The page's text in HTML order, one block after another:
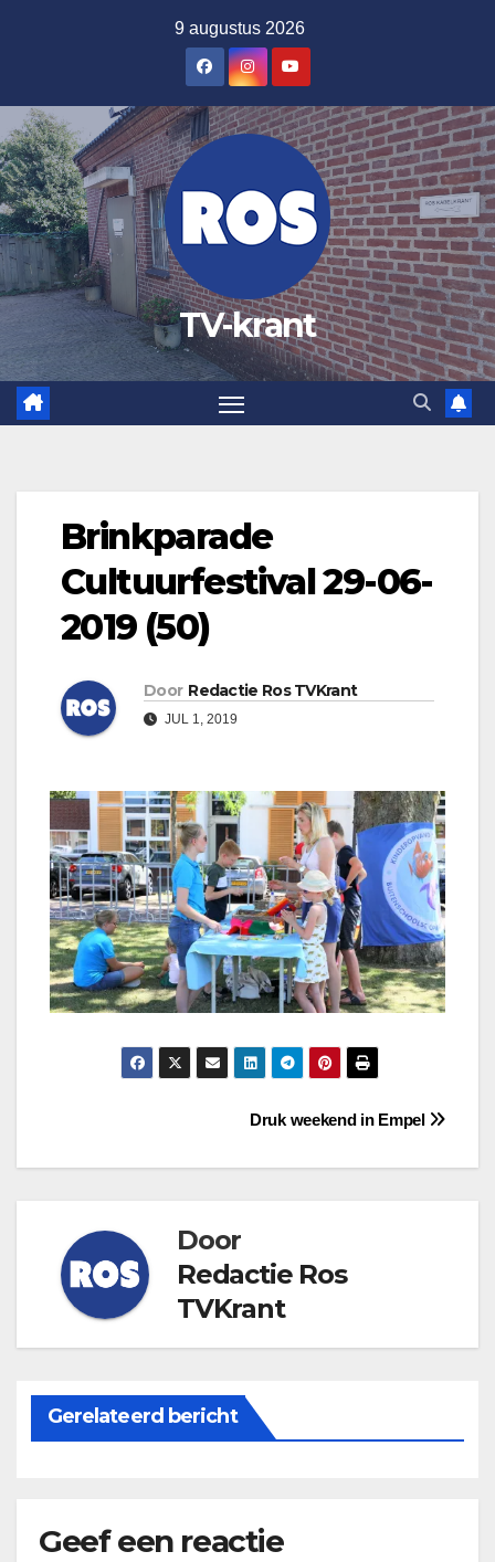
inhoud
9 augustus 2026
TV-krant
Brinkparade
Cultuurfestival 29-06-
2019 (50)
Door Redactie Ros TVKrant
JUL 1, 2019
navigatie
Druk weekend in Empel
Door
Redactie Ros
TVKrant
Gerelateerd bericht
Geef een reactie